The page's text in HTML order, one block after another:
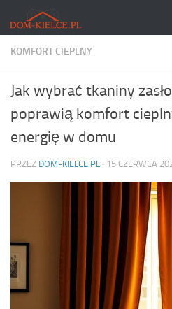
Skip to content
KOMFORT CIEPLNY
Jak wybrać tkaniny
poprawią komfort
energię w domu
PRZEZ DOM-KIELCE.PL · 15 CZERWCA